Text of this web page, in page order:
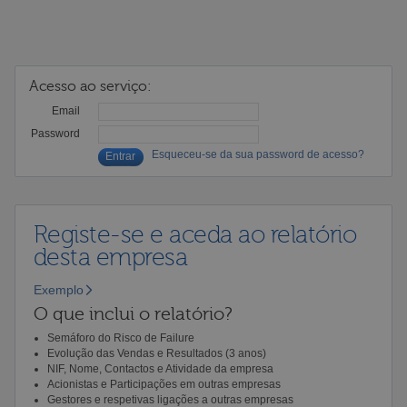
Acesso ao serviço:
Email
Password
Esqueceu-se da sua password de acesso?
Registe-se e aceda ao relatório
desta empresa
Exemplo
O que inclui o relatório?
Semáforo do Risco de Failure
Evolução das Vendas e Resultados (3 anos)
NIF, Nome, Contactos e Atividade da empresa
Acionistas e Participações em outras empresas
Gestores e respetivas ligações a outras empresas